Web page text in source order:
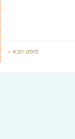
פוסט הבא »